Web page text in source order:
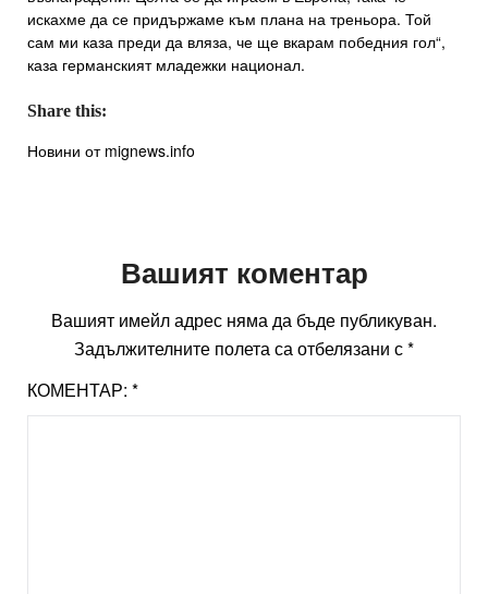
искахме да се придържаме към плана на треньора. Той
сам ми каза преди да вляза, че ще вкарам победния гол“,
каза германският младежки национал.
Share this:
Новини от mignews.info
Вашият коментар
Вашият имейл адрес няма да бъде публикуван.
Задължителните полета са отбелязани с*
КОМЕНТАР: *